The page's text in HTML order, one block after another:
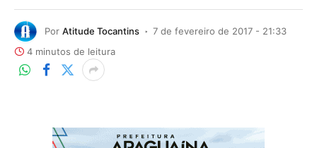
Por Atitude Tocantins
7 de fevereiro de 2017 - 21:33
4 minutos de leitura